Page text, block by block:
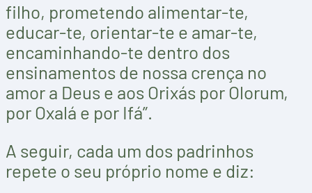
filho, prometendo alimentar-te,
educar-te, orientar-te e amar-te,
encaminhando-te dentro dos
ensinamentos de nossa crença no
amor a Deus e aos Orixás por Olorum,
por Oxalá e por Ifá”.
A seguir, cada um dos padrinhos
repete o seu próprio nome e diz: